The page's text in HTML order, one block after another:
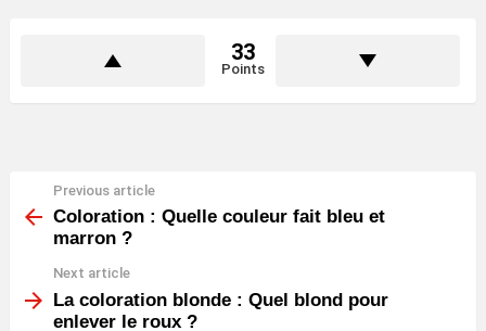
33
Points
more
Previous article
Coloration : Quelle couleur fait bleu et
marron ?
Next article
La coloration blonde : Quel blond pour
enlever le roux ?